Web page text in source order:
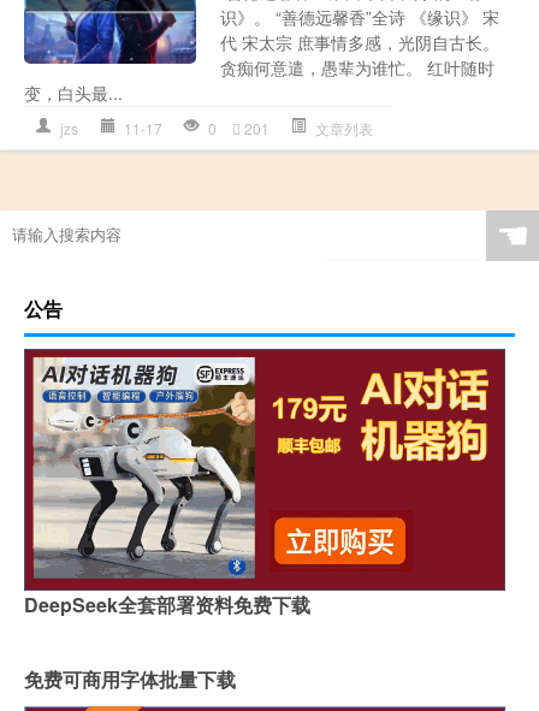
识》。 “善德远馨香”全诗 《缘识》 宋
代 宋太宗 庶事情多感，光阴自古长。
贪痴何意遣，愚辈为谁忙。 红叶随时
变，白头最...
jzs 11-17 0 201 文章列表
☚
公告
DeepSeek全套部署资料免费下载
免费可商用字体批量下载